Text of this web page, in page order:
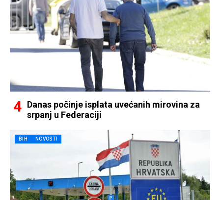
Danas počinje isplata uvećanih mirovina za
srpanj u Federaciji
BIH NOVOSTI